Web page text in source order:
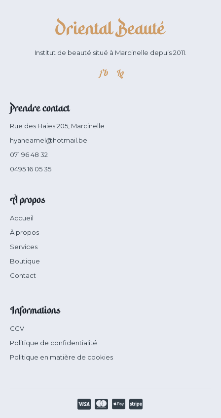
Institut de beauté situé à Marcinelle depuis 2011.
Fb Ig
Prendre contact
Rue des Haies 205, Marcinelle
hyaneamel@hotmail.be
071 96 48 32
0495 16 05 35
À propos
Accueil
À propos
Services
Boutique
Contact
Informations
CGV
Politique de confidentialité
Politique en matière de cookies